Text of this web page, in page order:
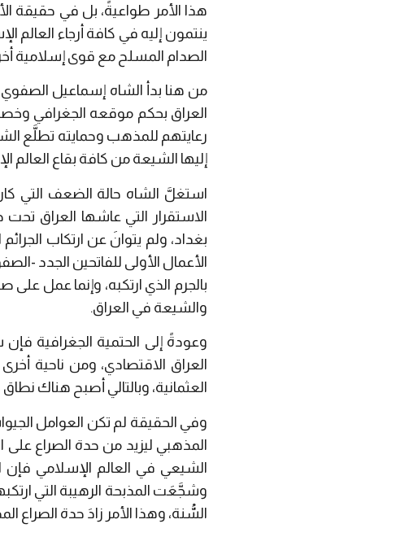
هذا الأمر طواعيةً، بل في حقيقة
ينتمون إليه في كافة أرجاء العالم
الصدام المسلح مع قوى إسلامية
من هنا بدأ الشاه إسماعيل
العراق بحكم موقعه الجغرافي
رعايتهم للمذهب وحمايته تطلَّع
إليها الشيعة من كافة بقاع
بغداد، ولم يتوانَ عن ارتكاب
الأعمال الأولى للفاتحين الجدد -
بالجرم الذي ارتكبه، وإنما عمل
والشيعة في العراق.
وعودةً إلى الحتمية الجغرافية
العراق الاقتصادي، ومن ناحية
العثمانية، وبالتالي أصبح هناك
وفي الحقيقة لم تكن العوامل
المذهبي ليزيد من حدة الصراع على
الشيعي في العالم الإسلامي فإن
وشجَّعَت المذبحة الرهيبة التي
السُّنة، وهذا الأمر زادَ حدة الصراع